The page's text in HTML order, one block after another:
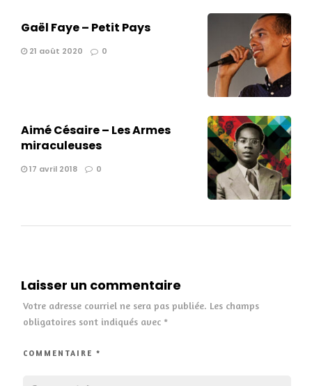
Gaël Faye – Petit Pays
21 août 2020 0
Aimé Césaire – Les Armes
miraculeuses
17 avril 2018 0
Laisser un commentaire
Votre adresse courriel ne sera pas publiée. Les champs
obligatoires sont indiqués avec *
COMMENTAIRE *